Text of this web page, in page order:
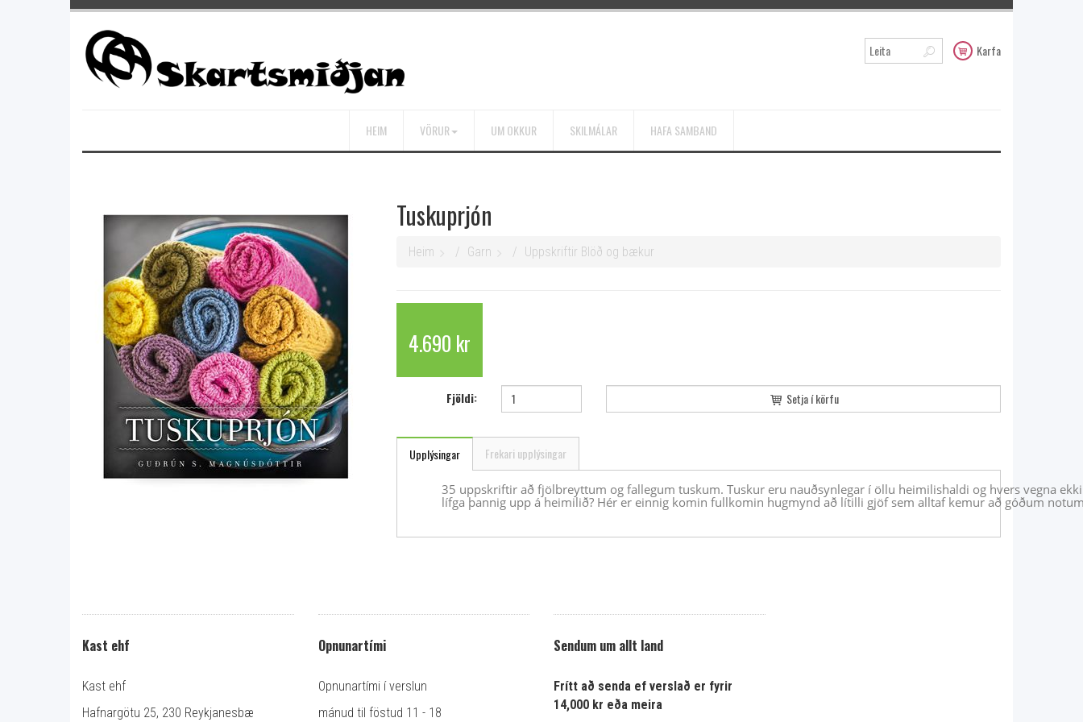
Karfa
HEIM VÖRUR UM OKKUR SKILMÁLAR HAFA SAMBAND
Tuskuprjón
Heim Garn Uppskriftir Blöð og bækur
4.690 kr
Fjöldi: Setja í körfu
Upplýsingar Frekari upplýsingar
35 uppskriftir að fjölbreyttum og fallegum tuskum. Tuskur eru nauðsynlegar í öllu heimilishaldi og hvers vegna
lífga þannig upp á heimilið? Hér er einnig komin fullkomin hugmynd að lítilli gjöf sem alltaf kemur að góðum
Kast ehf
Kast ehf
Hafnargötu 25, 230 Reykjanesbæ
Opnunartími
Opnunartími í verslun
mánud til föstud 11 - 18
Sendum um allt land
Frítt að senda ef verslað er fyrir
14,000 kr eða meira